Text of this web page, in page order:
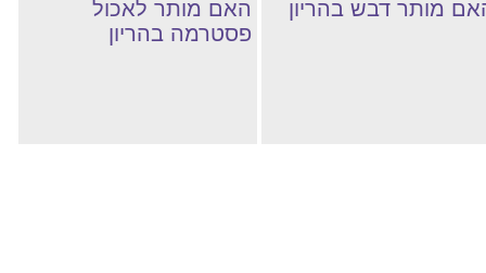
מותר דבש בהריון
האם מותר לאכול
פסטרמה בהריון